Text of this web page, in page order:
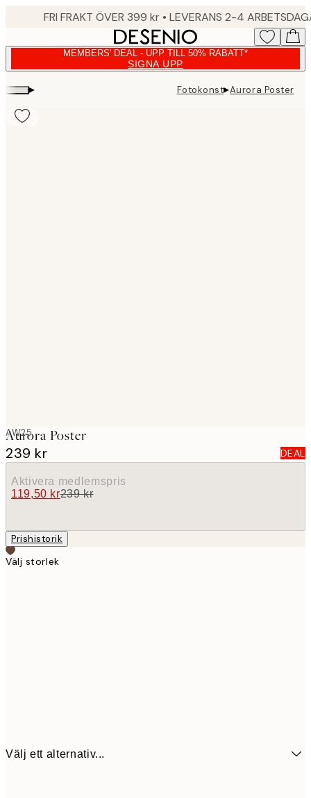
FRI FRAKT ÖVER 399 kr • LEVERANS 2-4
MEMBERS' DEAL - UPP TILL 50% RABATT*
SIGNA UPP
▸ Fotokonst▸Aurora Poster
AW25
Aurora Poster
239 kr DEAL
Aktivera medlemspris
119,50 kr239 kr
Prishistorik
Välj storlek
Välj ett alternativ...